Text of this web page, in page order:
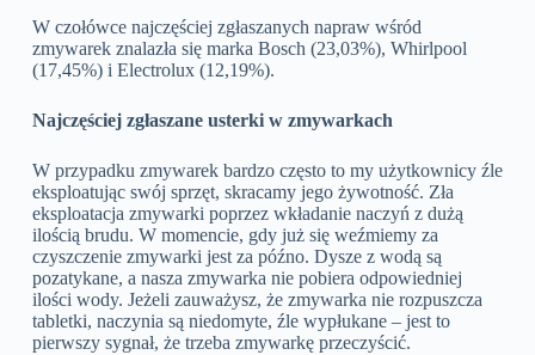
W czołówce najczęściej zgłaszanych napraw wśród
zmywarek znalazła się marka Bosch (23,03%), Whirlpool
(17,45%) i Electrolux (12,19%).
Najczęściej zgłaszane usterki w zmywarkach
W przypadku zmywarek bardzo często to my użytkownicy źle
eksploatując swój sprzęt, skracamy jego żywotność. Zła
eksploatacja zmywarki poprzez wkładanie naczyń z dużą
ilością brudu. W momencie, gdy już się weźmiemy za
czyszczenie zmywarki jest za późno. Dysze z wodą są
pozatykane, a nasza zmywarka nie pobiera odpowiedniej
ilości wody. Jeżeli zauważysz, że zmywarka nie rozpuszcza
tabletki, naczynia są niedomyte, źle wypłukane – jest to
pierwszy sygnał, że trzeba zmywarkę przeczyścić.